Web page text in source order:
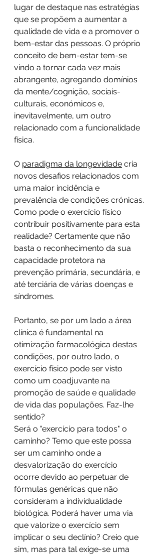
lugar de destaque nas estratégias
que se propõem a aumentar a
qualidade de vida e a promover o
bem-estar das pessoas. O próprio
conceito de bem-estar tem-se
vindo a tornar cada vez mais
abrangente, agregando domínios
da mente/cognição, sociais-
culturais, económicos e,
inevitavelmente, um outro
relacionado com a funcionalidade
física.
O paradigma da longevidade cria
novos desafios relacionados com
uma maior incidência e
prevalência de condições crónicas.
Como pode o exercício físico
contribuir positivamente para esta
realidade? Certamente que não
basta o reconhecimento da sua
capacidade protetora na
prevenção primária, secundária, e
até terciária de várias doenças e
síndromes.
Portanto, se por um lado a área
clínica é fundamental na
otimização farmacológica destas
condições, por outro lado, o
exercício físico pode ser visto
como um coadjuvante na
promoção de saúde e qualidade
de vida das populações. Faz-lhe
sentido?
​Será o "exercício para todos" o
caminho? Temo que este possa
ser um caminho onde a
desvalorização do exercício
ocorre devido ao perpetuar de
fórmulas genéricas que não
consideram a individualidade
biológica. Poderá haver uma via
que valorize o exercício sem
implicar o seu declínio? Creio que
sim, mas para tal exige-se uma